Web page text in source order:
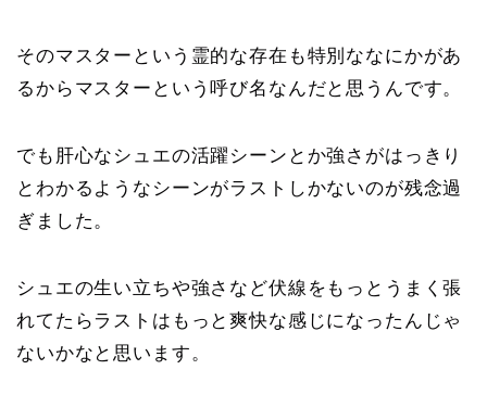
そのマスターという霊的な存在も特別ななにかがあ
るからマスターという呼び名なんだと思うんです。
でも肝心なシュエの活躍シーンとか強さがはっきり
とわかるようなシーンがラストしかないのが残念過
ぎました。
シュエの生い立ちや強さなど伏線をもっとうまく張
れてたらラストはもっと爽快な感じになったんじゃ
ないかなと思います。